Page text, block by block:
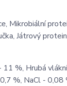
Mikrobiální
Játrový
%, Hrubá
%, NaCl - 0,08